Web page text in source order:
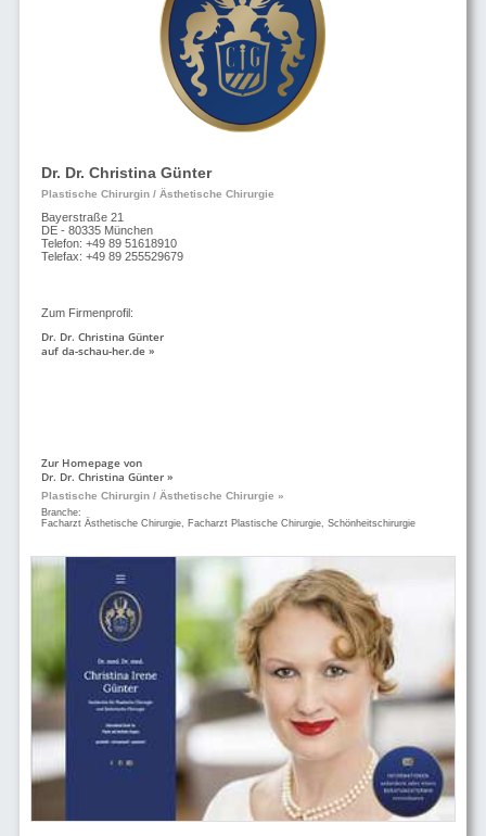
Dr. Dr. Christina Günter
Plastische Chirurgin / Ästhetische Chirurgie
Bayerstraße 21
DE - 80335 München
Telefon: +49 89 51618910
Telefax: +49 89 255529679
Zum Firmenprofil:
Dr. Dr. Christina Günter
auf da-schau-her.de »
Zur Homepage von
Dr. Dr. Christina Günter »
Plastische Chirurgin / Ästhetische Chirurgie »
Branche:
Facharzt Ästhetische Chirurgie, Facharzt Plastische Chirurgie, Schönheitschirurgie